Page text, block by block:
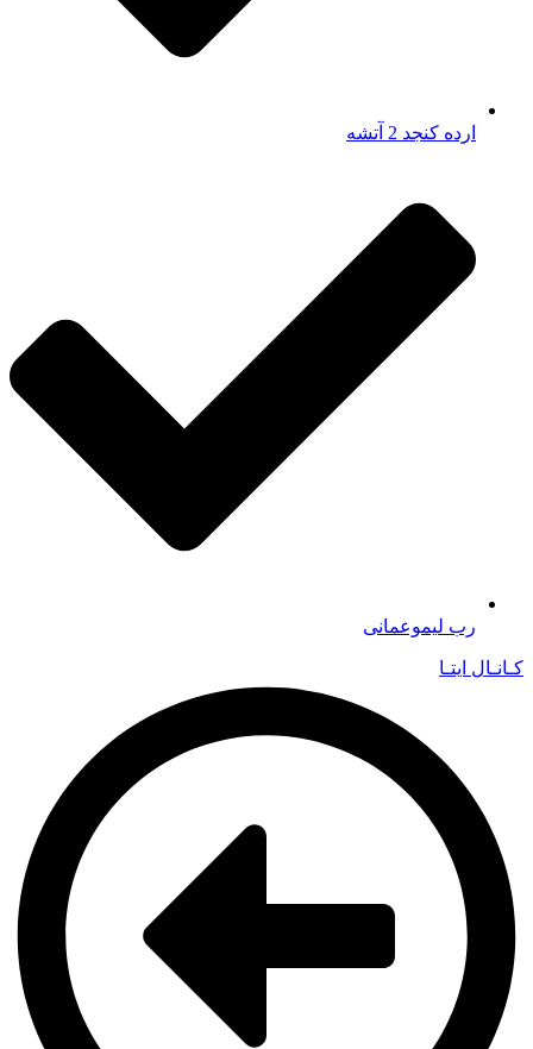
ارده کنجد 2 آتشه
رب لیموعمانی
کـانـال ایتـا